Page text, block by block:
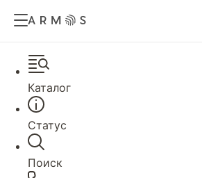
Каталог
Статус
Поиск